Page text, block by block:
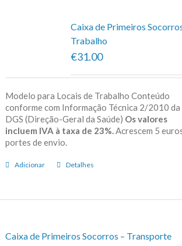
Caixa de Primeiros
Trabalho
€31.00
Modelo para Locais de Trabalho Conteúdo
conforme com Informação Técnica 2/2010 da
DGS (Direção-Geral da Saúde) Os valores
incluem IVA à taxa de 23%. Acrescem 5
portes de envio.
Adicionar Detalhes
Caixa de Primeiros Socorros – Transporte